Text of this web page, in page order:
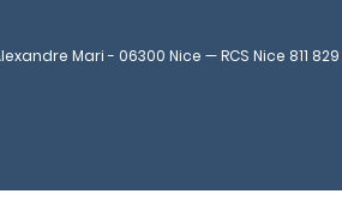
Alexandre Mari - 06300 Nice — RCS Nice 811